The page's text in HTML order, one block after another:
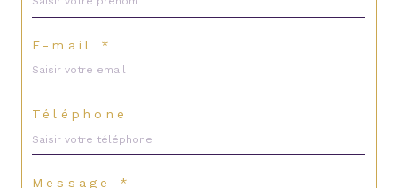
E-mail *
Téléphone
Message *